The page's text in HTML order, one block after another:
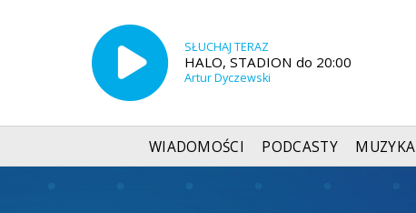
SŁUCHAJ TERAZ
HALO, STADION do 20:00
Artur Dyczewski
WIADOMOŚCI PODCASTY MUZYKA